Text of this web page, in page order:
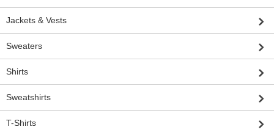
Jackets & Vests
Sweaters
Shirts
Sweatshirts
T-Shirts